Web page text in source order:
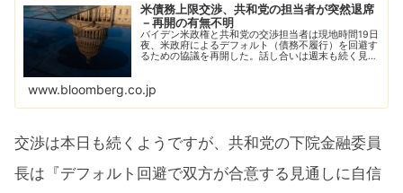
米債務上限交渉、共和党の担当者が突然退席
－再開の有無不明
バイデン米政権と共和党の交渉担当者は現地時間19日
夜、米政府によるデフォルト（債務不履行）を回避す
るための協議を再開した。話し合いは週末も続く見込
www.bloomberg.co.jp
交渉は本日も続くようですが、共和党の下院金融委員
長は『デフォルト回避で双方が合意する見通しに自信